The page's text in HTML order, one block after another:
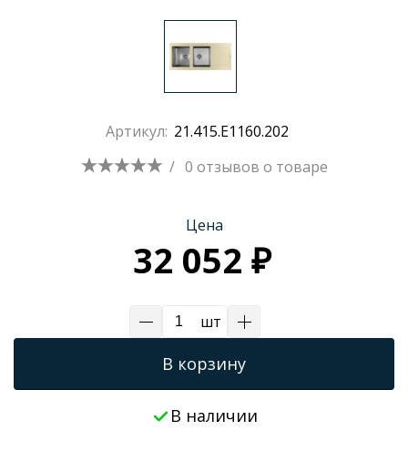
Душевые поддоны
Душевые уголки и ограждения
Артикул: 21.415.E1160.202
/ 0 отзывов о товаре
Цена
32 052 ₽
шт
В корзину
В наличии